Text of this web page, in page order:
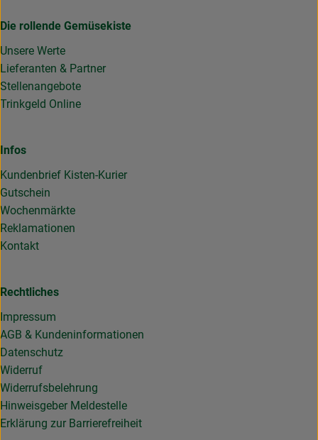
Die rollende Gemüsekiste
Unsere Werte
Lieferanten & Partner
Stellenangebote
Trinkgeld Online
Infos
Kundenbrief Kisten-Kurier
Gutschein
Wochenmärkte
Reklamationen
Kontakt
Rechtliches
Impressum
AGB & Kundeninformationen
Datenschutz
Widerruf
Widerrufsbelehrung
Hinweisgeber Meldestelle
Erklärung zur Barrierefreiheit